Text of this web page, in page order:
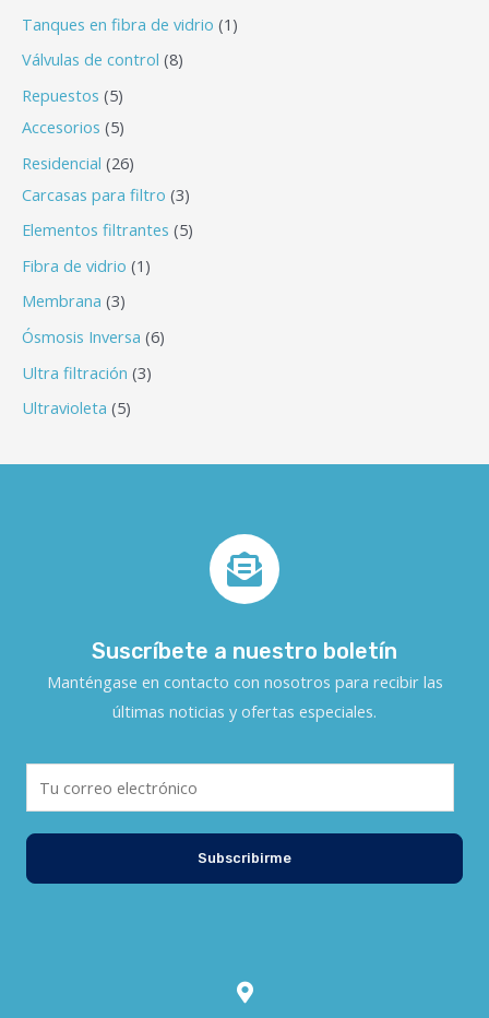
Tanques en fibra de vidrio 1
Válvulas de control 8
Repuestos 5
Accesorios 5
Residencial 26
Carcasas para filtro 3
Elementos filtrantes 5
Fibra de vidrio 1
Membrana 3
Ósmosis Inversa 6
Ultra filtración 3
Ultravioleta 5
Suscríbete a nuestro boletín
Manténgase en contacto con nosotros para recibir las
últimas noticias y ofertas especiales.
Subscribirme